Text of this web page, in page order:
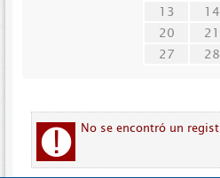
13
14
20
21
27
28
No se encontró un